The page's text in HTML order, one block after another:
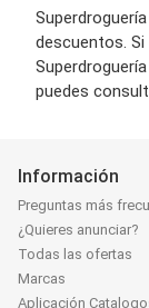
descuentos.
puedes
Información
Preguntas más
¿Quieres anunciar?
Todas las ofertas
Marcas
Aplicación